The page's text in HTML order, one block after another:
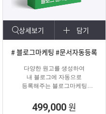
상세보기 담기
# 블로그마케팅 #문서자동등록
다양한 원고를 생성하여
내 블로그에 자동으로
등록해주는 블로그마케팅
499,000 원